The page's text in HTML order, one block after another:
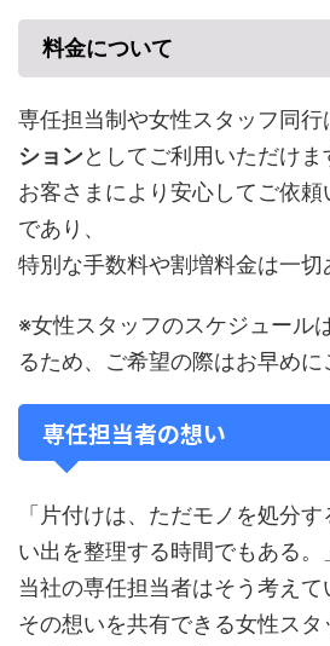
料金について
専任担当制や女性スタッフ同行
ションとしてご利用いただけま
お客さまにより安心してご依頼
であり、
特別な手数料や割増料金は一切
※女性スタッフのスケジュール
るため、ご希望の際はお早めに
専任担当者の想い
「片付けは、ただモノを処分
い出を整理する時間でもある。
当社の専任担当者はそう考えて
その想いを共有できる女性スタ